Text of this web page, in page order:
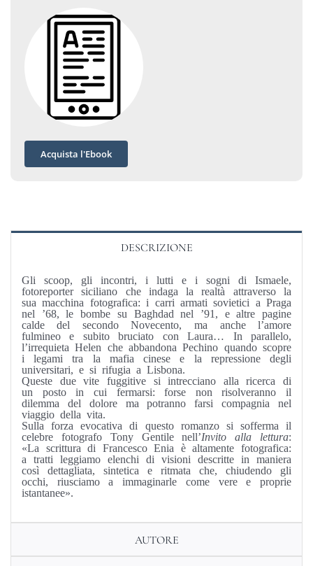
Acquista l'Ebook
DESCRIZIONE
Gli scoop, gli incontri, i lutti e i sogni di Ismaele,
fotoreporter siciliano che indaga la realtà attraverso la
sua macchina fotografica: i carri armati sovietici a Praga
nel ’68, le bombe su Baghdad nel ’91, e altre pagine
calde del secondo Novecento, ma anche l’amore
fulmineo e subito bruciato con Laura… In parallelo,
l’irrequieta Helen che abbandona Pechino quando scopre
i legami tra la mafia cinese e la repressione degli
universitari, e si rifugia a Lisbona.
Queste due vite fuggitive si intrecciano alla ricerca di
un posto in cui fermarsi: forse non risolveranno il
dilemma del dolore ma potranno farsi compagnia nel
viaggio della vita.
Sulla forza evocativa di questo romanzo si sofferma il
celebre fotografo Tony Gentile nell’Invito alla lettura:
«La scrittura di Francesco Enia è altamente fotografica:
a tratti leggiamo elenchi di visioni descritte in maniera
così dettagliata, sintetica e ritmata che, chiudendo gli
occhi, riusciamo a immaginarle come vere e proprie
istantanee».
AUTORE